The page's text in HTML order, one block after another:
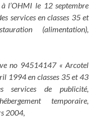
l’OHMI le 12 septembre
services en classes 35 et
(alimentation),
no 94514147 « Arcotel
1994 en classes 35 et 43
services de publicité,
temporaire,
2004,